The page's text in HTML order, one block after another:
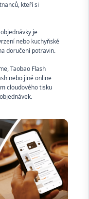
kteří si
je
nebo kuchyňské
doručení potravin.
Taobao Flash
nebo jiné online
cloudového tisku